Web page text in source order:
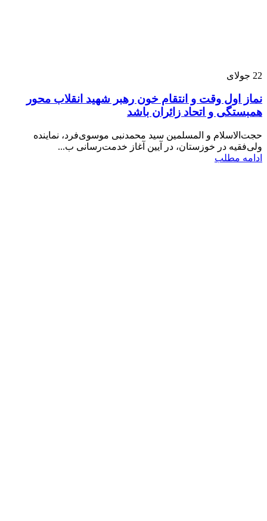
22 جولای
نماز اول وقت و انتقام خون رهبر شهید انقلاب محور
همبستگی و اتحاد زائران باشد
حجت‌الاسلام و المسلمین سید محمدنبی موسوی‌فرد، نماینده
ولی‌فقیه در خوزستان، در آیین آغاز خدمت‌رسانی ب...
ادامه مطلب